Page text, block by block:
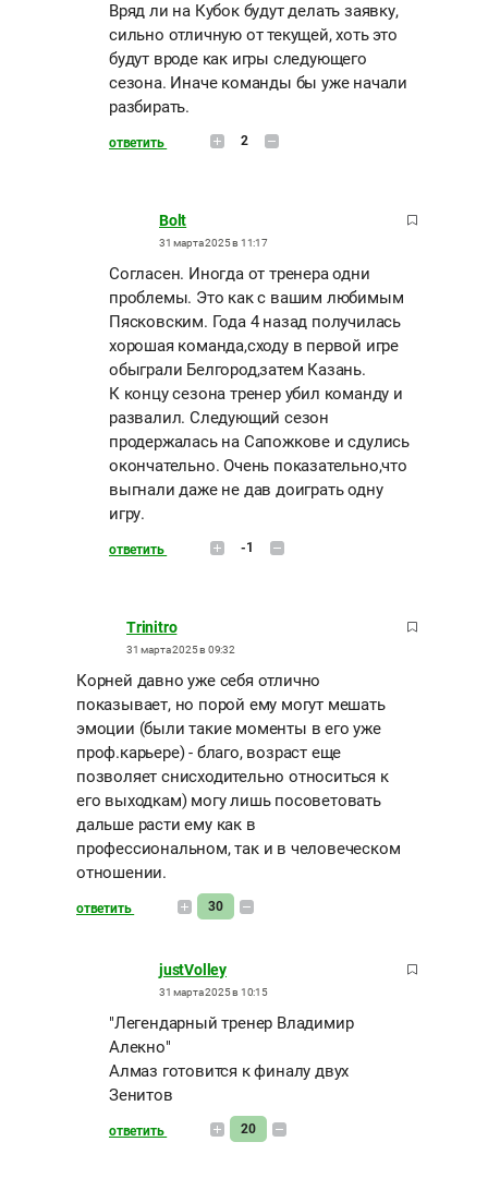
Вряд ли на Кубок будут делать заявку,
сильно отличную от текущей, хоть это
будут вроде как игры следующего
сезона. Иначе команды бы уже начали
разбирать.
ответить 2
Bolt
31 марта 2025 в 11:17
Согласен. Иногда от тренера одни
проблемы. Это как с вашим любимым
Пясковским. Года 4 назад получилась
хорошая команда,сходу в первой игре
обыграли Белгород,затем Казань.
К концу сезона тренер убил команду и
развалил. Следующий сезон
продержалась на Сапожкове и сдулись
окончательно. Очень показательно,что
выгнали даже не дав доиграть одну
игру.
ответить -1
Trinitro
31 марта 2025 в 09:32
Корней давно уже себя отлично
показывает, но порой ему могут мешать
эмоции (были такие моменты в его уже
проф.карьере) - благо, возраст еще
позволяет снисходительно относиться к
его выходкам) могу лишь посоветовать
дальше расти ему как в
профессиональном, так и в человеческом
отношении.
ответить 30
justVolley
31 марта 2025 в 10:15
"Легендарный тренер Владимир
Алекно"
Алмаз готовится к финалу двух
Зенитов
ответить 20